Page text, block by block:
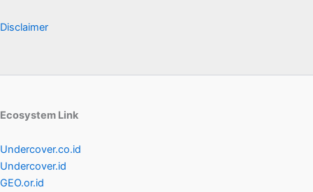
Disclaimer
Ecosystem Link
Undercover.co.id
Undercover.id
GEO.or.id